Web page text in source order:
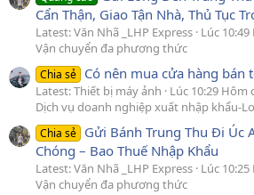
Cẩn Thận, Giao Tận Nhà, Thủ Tục
Latest: Văn Nhã _LHP Express Lúc
Vận chuyển đa phương thức
Chia sẻ Có nên mua cửa hàng bán
Latest: Thiết bị máy ảnh
Lúc 10:29 Hôm
Dịch vụ doanh nghiệp xuất nhập khẩu-
Chia sẻ Gửi Bánh Trung Thu Đi Úc
Chóng – Bao Thuế Nhập Khẩu
Latest: Văn Nhã _LHP Express Lúc
Vận chuyển đa phương thức